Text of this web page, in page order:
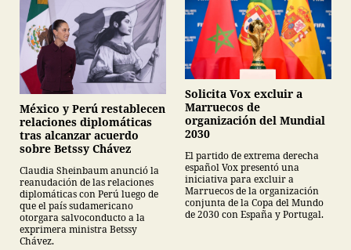
México y Perú restablecen
relaciones diplomáticas
tras alcanzar acuerdo
sobre Betssy Chávez
Claudia Sheinbaum anunció la
reanudación de las relaciones
diplomáticas con Perú luego de
que el país sudamericano
otorgara salvoconducto a la
exprimera ministra Betssy
Chávez.
Solicita Vox excluir a
Marruecos de
organización del Mundial
2030
El partido de extrema derecha
español Vox presentó una
iniciativa para excluir a
Marruecos de la organización
conjunta de la Copa del Mundo
de 2030 con España y Portugal.